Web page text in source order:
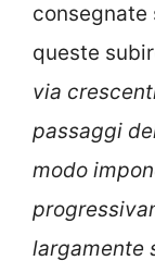
consegnate
queste
via
passaggi
modo
largamente